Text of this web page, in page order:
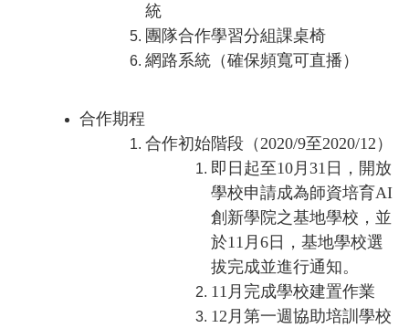
統
團隊合作學習分組課桌椅
網路系統（確保頻寬可直播）
合作期程
合作初始階段（2020/9至2020/12）
即日起至10月31日，開放
學校申請成為師資培育AI
創新學院之基地學校，並
於11月6日，基地學校選
拔完成並進行通知。
11月完成學校建置作業
12月第一週協助培訓學校